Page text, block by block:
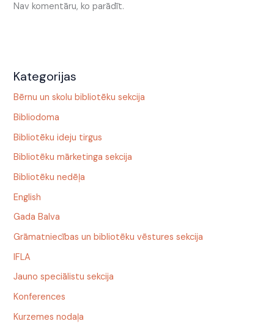
Nav komentāru, ko parādīt.
Kategorijas
Bērnu un skolu bibliotēku sekcija
Bibliodoma
Bibliotēku ideju tirgus
Bibliotēku mārketinga sekcija
Bibliotēku nedēļa
English
Gada Balva
Grāmatniecības un bibliotēku vēstures sekcija
IFLA
Jauno speciālistu sekcija
Konferences
Kurzemes nodaļa